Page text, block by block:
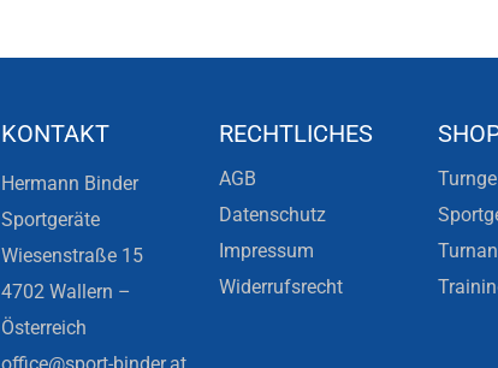
KONTAKT
Hermann Binder
Sportgeräte
Wiesenstraße 15
4702 Wallern –
Österreich
office@sport-binder.at
RECHTLICHES
AGB
Datenschutz
Impressum
Widerrufsrecht